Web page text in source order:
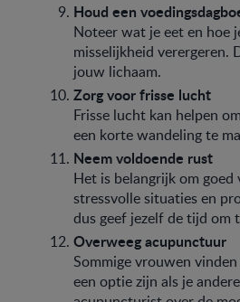
Houd een
Noteer wat je eet en hoe
misselijkheid
jouw lichaam.
Zorg voor frisse lucht
Frisse lucht kan helpen
een korte wandeling te
Neem voldoende rust
Het is belangrijk om
stressvolle situaties en
dus geef jezelf de tijd om
Overweeg acupunctuur
Sommige vrouwen
een optie zijn als je